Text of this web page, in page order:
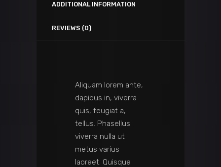
ADDITIONAL INFORMATION
REVIEWS (0)
Aliquam lorem ante,
dapibus in, viverra
quis, feugiat a,
tellus. Phasellus
viverra nulla ut
metus varius
laoreet. Quisque